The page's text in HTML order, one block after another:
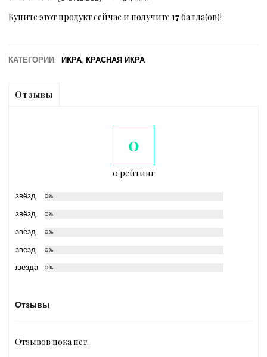
Купите этот продукт сейчас и получите17балла(ов)!
КАТЕГОРИИ: ИКРА КРАСНАЯ ИКРА
Отзывы
0
0 рейтинг
5 звёзд 0%
4 звёзд 0%
3 звёзд 0%
2 звёзд 0%
1 звезда 0%
Отзывы
Отзывов пока нет.